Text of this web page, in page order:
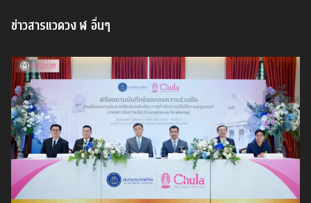
ข่าวสารแวดวง ฬ อื่นๆ